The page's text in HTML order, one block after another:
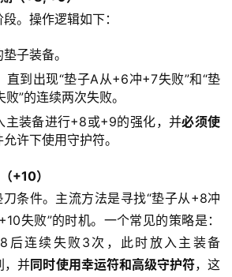
。操作逻辑如下：
子装备。
直到出现“垫子A从+6冲+7失败”和“垫
”的连续两次失败。
主装备进行+8或+9的强化，并必须使
许下使用守护符。
+10）
条件。主流方法是寻找“垫子从+8冲
失败”的时机。一个常见的策略是：
后连续失败3次，此时放入主装备
，并同时使用幸运符和高级守护符，这